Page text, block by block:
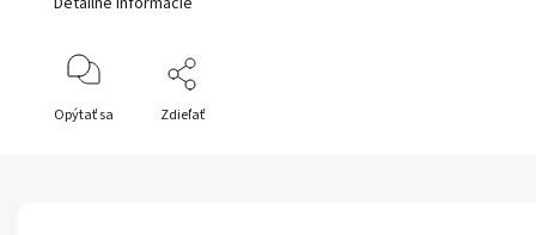
Opýtať sa Zdieľať